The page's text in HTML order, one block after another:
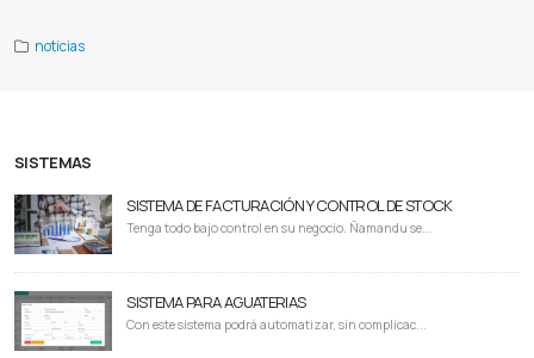
noticias
SISTEMAS
SISTEMA DE FACTURACIÓN Y CONTROL DE STOCK
Tenga todo bajo control en su negocio. Ñamandu se...
SISTEMA PARA AGUATERIAS
Con este sistema podrá automatizar, sin complicac...